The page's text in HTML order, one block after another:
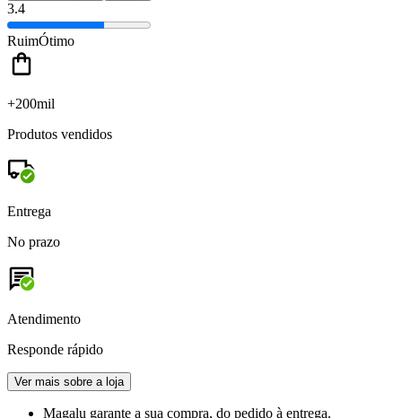
3.4
RuimÓtimo
+200mil
Produtos vendidos
Entrega
No prazo
Atendimento
Responde rápido
Ver mais sobre a loja
Magalu garante a sua compra, do pedido à entrega.